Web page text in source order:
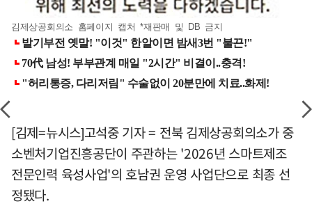
김제상공회의소 홈페이지 캡처 *재판매 및 DB 금지
[김제=뉴시스]고석중 기자 = 전북 김제상공회의소가 중
소벤처기업진흥공단이 주관하는 '2026년 스마트제조
전문인력 육성사업'의 호남권 운영 사업단으로 최종 선
정됐다.